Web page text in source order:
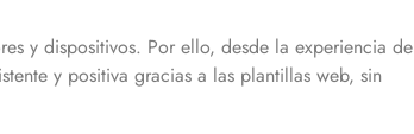
y dispositivos. Por ello, desde la experiencia de
y positiva gracias a las plantillas web, sin